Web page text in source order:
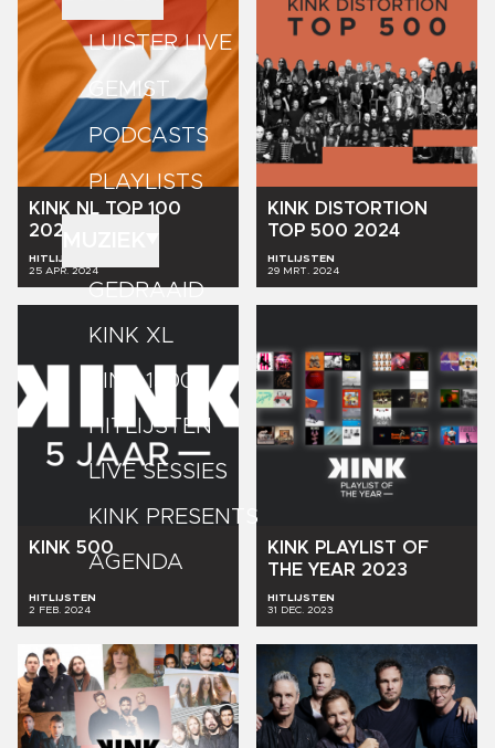
LUISTER LIVE
GEMIST
PODCASTS
PLAYLISTS
GEDRAAID
KINK XL
KINK 1500
HITLIJSTEN
LIVE SESSIES
KINK PRESENTS
AGENDA
KINK NL TOP 100
2024
HITLIJSTEN
25 APR. 2024
KINK DISTORTION
TOP 500 2024
HITLIJSTEN
29 MRT. 2024
KINK 500
HITLIJSTEN
2 FEB. 2024
KINK PLAYLIST OF
THE YEAR 2023
HITLIJSTEN
31 DEC. 2023